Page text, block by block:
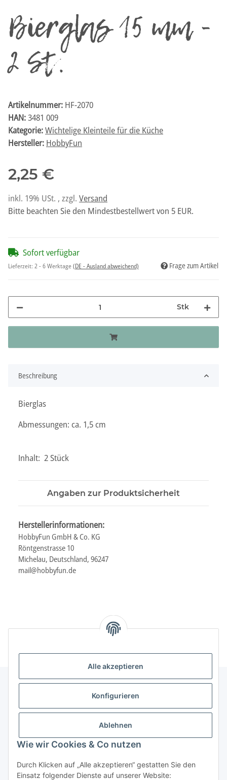
Alle akzeptieren
Konfigurieren
Ablehnen
Wie wir Cookies & Co nutzen
Durch Klicken auf „Alle akzeptieren“ gestatten Sie den
Einsatz folgender Dienste auf unserer Website:
Bierglas 15 mm -
2 St.
Artikelnummer: HF-2070
HAN:3481 009
Kategorie:Wichtelige Kleinteile für die Küche
Hersteller: HobbyFun
2,25 €
inkl. 19% USt. , zzgl. Versand
Bitte beachten Sie den Mindestbestellwert von 5 EUR.
Sofort verfügbar
Lieferzeit: 2 - 6 Werktage(DE - Ausland abweichend) Frage zum Artikel
Stk
Beschreibung
Bierglas
Abmessungen: ca. 1,5 cm
Inhalt: 2 Stück
Angaben zur Produktsicherheit
Herstellerinformationen:
HobbyFun GmbH & Co. KG
Röntgenstrasse 10
Michelau, Deutschland, 96247
mail@hobbyfun.de
Informationen
Gesetzliche Informationen
Vertrag widerrufen